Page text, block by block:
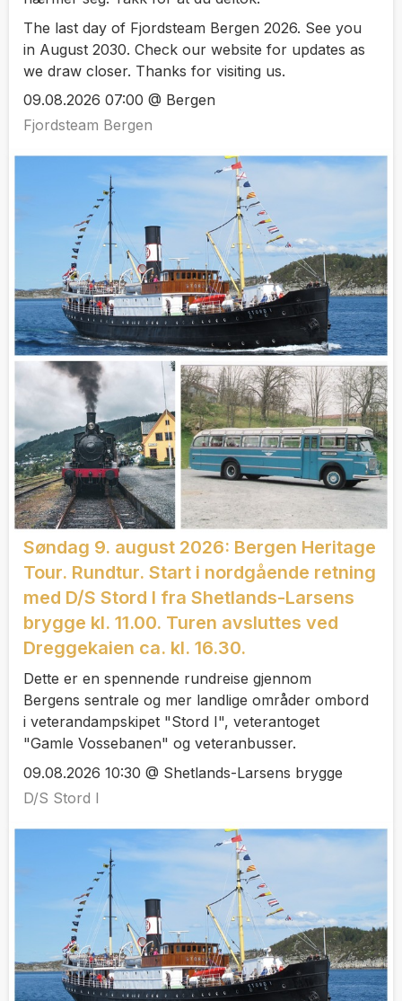
The last day of Fjordsteam Bergen 2026. See you
in August 2030. Check our website for updates as
we draw closer. Thanks for visiting us.
09.08.2026 07:00 @ Bergen
Fjordsteam Bergen
Søndag 9. august 2026: Bergen Heritage
Tour. Rundtur. Start i nordgående retning
med D/S Stord I fra Shetlands-Larsens
brygge kl. 11.00. Turen avsluttes ved
Dreggekaien ca. kl. 16.30.
Dette er en spennende rundreise gjennom
Bergens sentrale og mer landlige områder ombord
i veterandampskipet "Stord I", veterantoget
"Gamle Vossebanen" og veteranbusser.
09.08.2026 10:30 @ Shetlands-Larsens brygge
D/S Stord I